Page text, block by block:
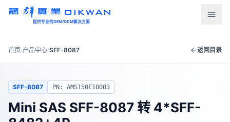
OIKWAN
提供专业的OEM/ODM解决方案
首页
首页/产品中心/SFF-8087 返回目录
SFF-8087 PN: AMS150E10003
Mini SAS SFF-8087 转 4*SFF-